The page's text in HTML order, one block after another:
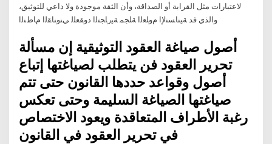
لاعتبارات مثل القرابة أو الصداقة، وأن الثقة موجودة ولا داعي للتوثيق،
والذي قد ﺔﻴﻨﺎﺴﻨﻹﺍ ﻡﻭﻠﻌﻟﺍ ﺔﻠﺠﻤ ﺔﻴﺭﺎﺠﺘﻟﺍ ﺩﻭﻘﻌﻠﻟ ﻲﻨﻭﻨﺎﻘﻟﺍ ﻡﺎﻅﻨﻟﺍ
أصول صياغة العقود التوثيقية إن مسألة
تحرير العقود فن يتطلب لصياغتها إتباع
أصول وقواعد حددها القانون حتى تتم
صياغتها الصياغة السليمة وحتى تعكس
رغبة الأطراف المتعاقدة ويعود الاختصاص
في تحرير العقود في القانون